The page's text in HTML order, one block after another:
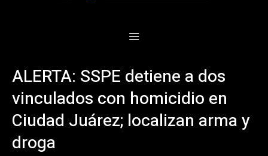
ALERTA: SSPE detiene a dos
vinculados con homicidio en
Ciudad Juárez; localizan arma y
droga